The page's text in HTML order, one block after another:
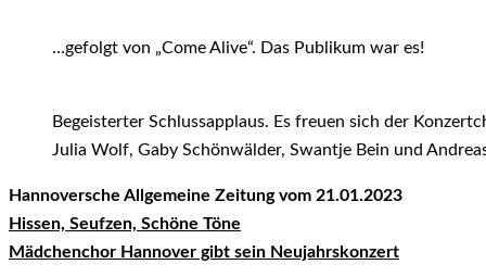
…gefolgt von „Come Alive“. Das Publikum war es!
Begeisterter Schlussapplaus. Es freuen sich der
Julia Wolf, Gaby Schönwälder, Swantje Bein und
Hannoversche Allgemeine Zeitung vom 21.01.2023
Hissen, Seufzen, Schöne Töne
Mädchenchor Hannover gibt sein Neujahrskonzert